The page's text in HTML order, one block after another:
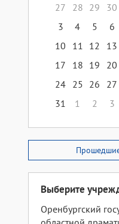
27
28 29 30
3
4 5 6
10
11 12 13
17
18 19 20
24 25 26 27
31
1 2 3
Выберите
Оренбургский